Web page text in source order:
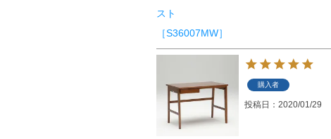
スト
［S36007MW］
購入者
投稿日 2020/01/29